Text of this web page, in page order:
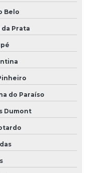
Belo
da Prata
do Paraíso
Dumont